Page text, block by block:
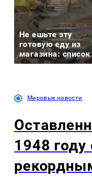
Не ешьте эту
готовую еду из
магазина: список
Мировые новости
1948 году